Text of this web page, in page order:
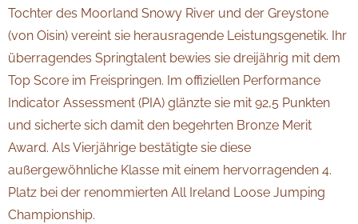
Tochter des Moorland Snowy River und der Greystone
(von Oisin) vereint sie herausragende Leistungsgenetik. Ihr
überragendes Springtalent bewies sie dreijährig mit dem
Top Score im Freispringen. Im offiziellen Performance
Indicator Assessment (PIA) glänzte sie mit 92,5 Punkten
und sicherte sich damit den begehrten Bronze Merit
Award. Als Vierjährige bestätigte sie diese
außergewöhnliche Klasse mit einem hervorragenden 4.
Platz bei der renommierten All Ireland Loose Jumping
Championship.